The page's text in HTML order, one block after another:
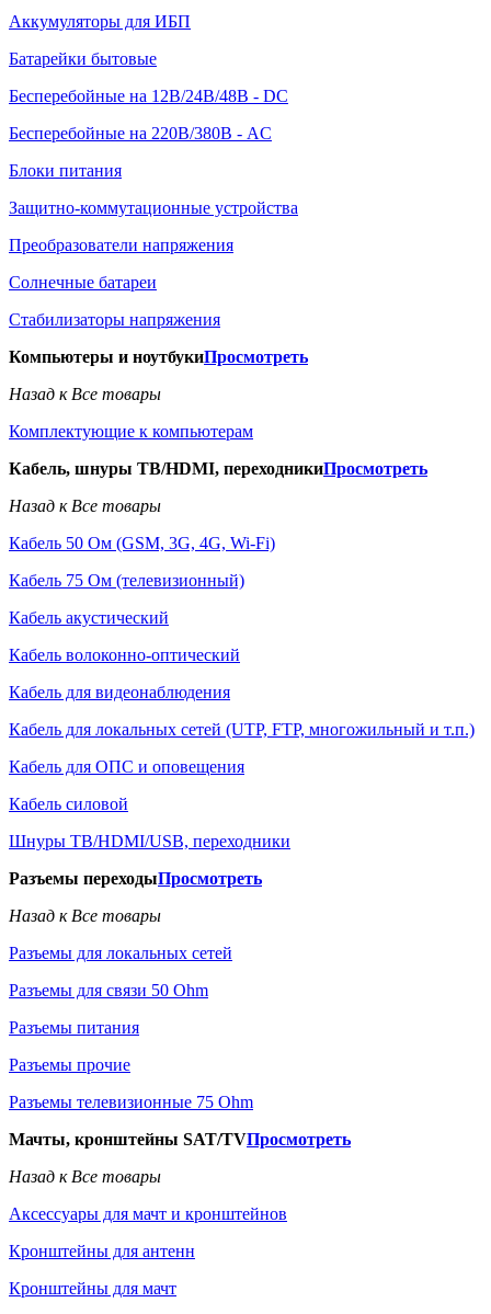
Аккумуляторы для ИБП
Батарейки бытовые
Бесперебойные на 12В/24В/48В - DC
Бесперебойные на 220В/380В - AC
Блоки питания
Защитно-коммутационные устройства
Преобразователи напряжения
Солнечные батареи
Стабилизаторы напряжения
Компьютеры и ноутбукиПросмотреть
Назад к Все товары
Комплектующие к компьютерам
Кабель, шнуры ТВ/HDMI, переходникиПросмотреть
Назад к Все товары
Кабель 50 Ом (GSM, 3G, 4G, Wi-Fi)
Кабель 75 Ом (телевизионный)
Кабель акустический
Кабель волоконно-оптический
Кабель для видеонаблюдения
Кабель для локальных сетей (UTP, FTP, многожильный и т.п.)
Кабель для ОПС и оповещения
Кабель силовой
Шнуры ТВ/HDMI/USB, переходники
Разъемы переходыПросмотреть
Назад к Все товары
Разъемы для локальных сетей
Разъемы для связи 50 Ohm
Разъемы питания
Разъемы прочие
Разъемы телевизионные 75 Ohm
Мачты, кронштейны SAT/TVПросмотреть
Назад к Все товары
Аксессуары для мачт и кронштейнов
Кронштейны для антенн
Кронштейны для мачт